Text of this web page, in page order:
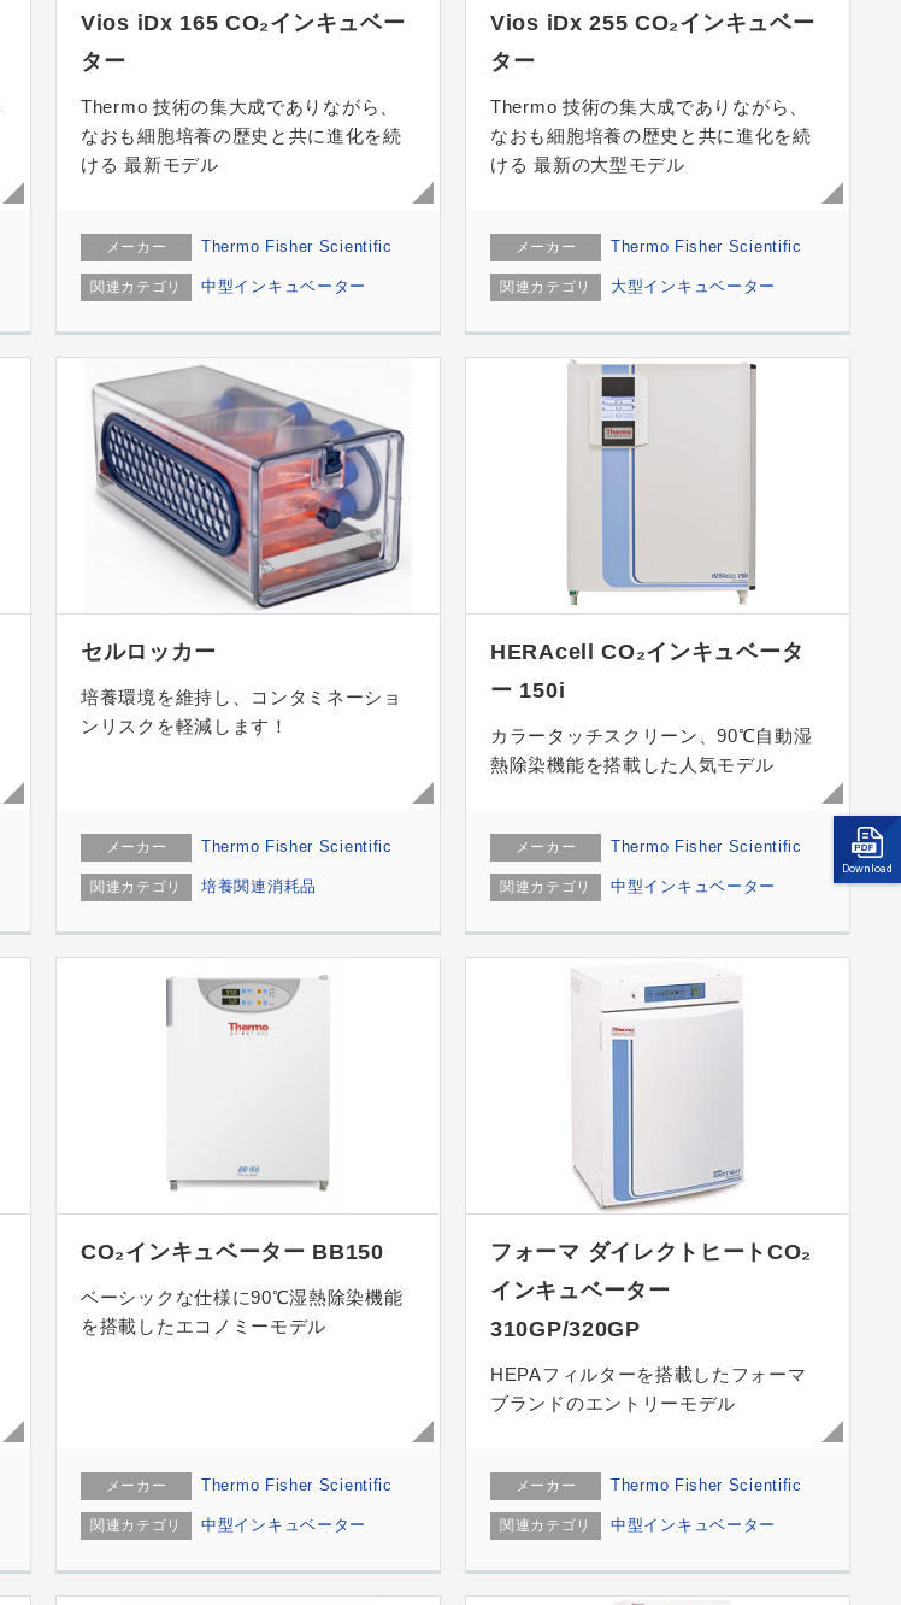
Vios iDx 165 CO₂インキュベー
ター
Thermo 技術の集大成でありながら、
なおも細胞培養の歴史と共に進化を続
ける 最新モデル
メーカー Thermo Fisher Scientific
関連カテゴリ 中型インキュベーター
Vios iDx 255 CO₂インキュベー
ター
Thermo 技術の集大成でありながら、
なおも細胞培養の歴史と共に進化を続
ける 最新の大型モデル
メーカー Thermo Fisher Scientific
関連カテゴリ 大型インキュベーター
セルロッカー
培養環境を維持し、コンタミネーショ
ンリスクを軽減します！
メーカー Thermo Fisher Scientific
関連カテゴリ 培養関連消耗品
HERAcell CO₂インキュベータ
ー 150i
カラータッチスクリーン、90℃自動湿
熱除染機能を搭載した人気モデル
メーカー Thermo Fisher Scientific
関連カテゴリ 中型インキュベーター
CO₂インキュベーター BB150
ベーシックな仕様に90℃湿熱除染機能
を搭載したエコノミーモデル
メーカー Thermo Fisher Scientific
関連カテゴリ 中型インキュベーター
フォーマ ダイレクトヒートCO₂
インキュベーター
310GP/320GP
HEPAフィルターを搭載したフォーマ
ブランドのエントリーモデル
メーカー Thermo Fisher Scientific
関連カテゴリ 中型インキュベーター
Download